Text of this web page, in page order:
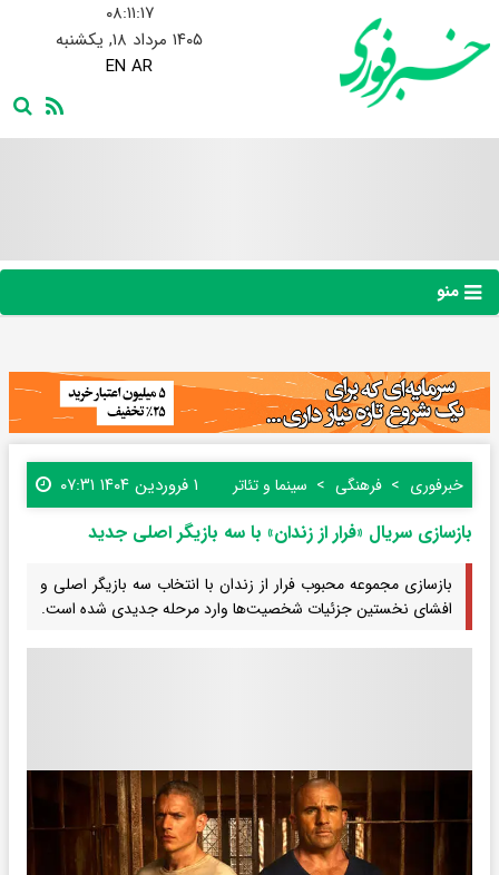
۰۸:۱۱:۱۸
۱۴۰۵ مرداد ۱۸, یکشنبه
EN AR
منو
خبرفوری فرهنگی سینما و تئاتر ۱ فروردین ۱۴۰۴ ۰۷:۳۱
بازسازی سریال «فرار از زندان» با سه بازیگر اصلی جدید
بازسازی مجموعه محبوب فرار از زندان با انتخاب سه بازیگر اصلی و
افشای نخستین جزئیات شخصیت‌ها وارد مرحله جدیدی شده است.